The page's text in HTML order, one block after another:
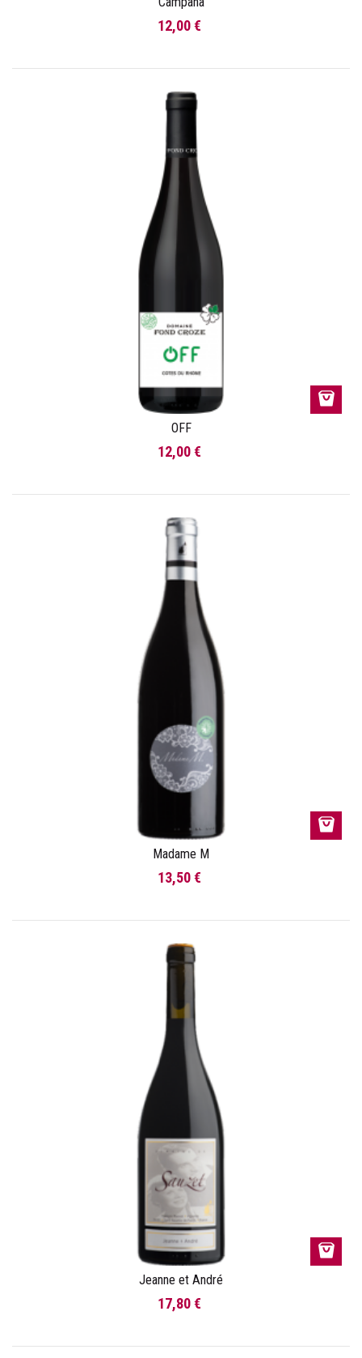
12,00 €
OFF
12,00 €
Madame M
13,50 €
Jeanne et André
17,80 €